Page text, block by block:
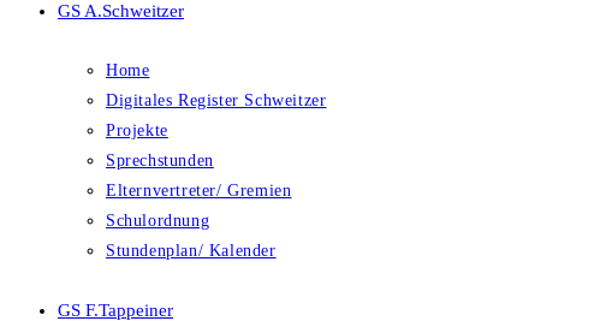
GS A.Schweitzer
Home
Digitales Register Schweitzer
Projekte
Sprechstunden
Elternvertreter/ Gremien
Schulordnung
Stundenplan/ Kalender
GS F.Tappeiner